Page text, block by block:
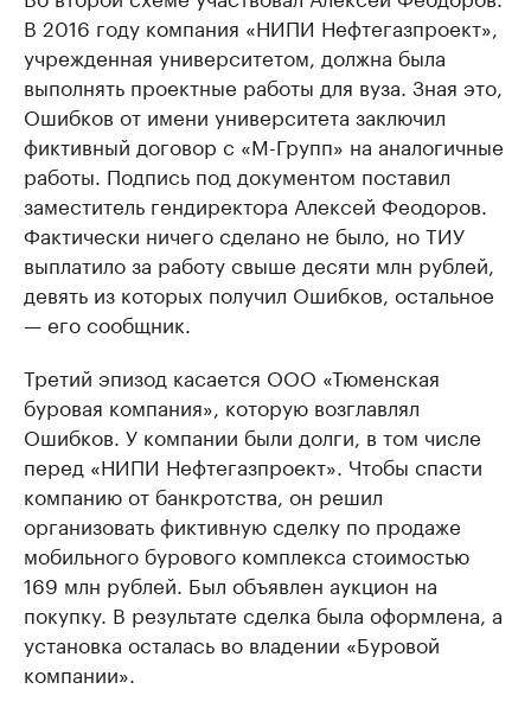
В 2016 году компания «НИПИ Нефтегазпроект»,
учрежденная университетом, должна была
выполнять проектные работы для вуза. Зная это,
Ошибков от имени университета заключил
фиктивный договор с «М-Групп» на аналогичные
работы. Подпись под документом поставил
заместитель гендиректора Алексей Феодоров.
Фактически ничего сделано не было, но ТИУ
выплатило за работу свыше десяти млн рублей,
девять из которых получил Ошибков, остальное
— его сообщник.
Третий эпизод касается ООО «Тюменская
буровая компания», которую возглавлял
Ошибков. У компании были долги, в том числе
перед «НИПИ Нефтегазпроект». Чтобы спасти
компанию от банкротства, он решил
организовать фиктивную сделку по продаже
мобильного бурового комплекса стоимостью
169 млн рублей. Был объявлен аукцион на
покупку. В результате сделка была оформлена, а
установка осталась во владении «Буровой
компании».